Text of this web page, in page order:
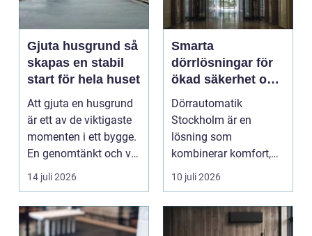
Gjuta husgrund så
skapas en stabil
start för hela huset
Att gjuta en husgrund
är ett av de viktigaste
momenten i ett bygge.
En genomtänkt och väl
utförd gru...
14 juli 2026
Smarta
dörrlösningar för
ökad säkerhet och
komfort
Dörrautomatik
Stockholm är en
lösning som
kombinerar komfort,
säkerhet och tillg...
10 juli 2026